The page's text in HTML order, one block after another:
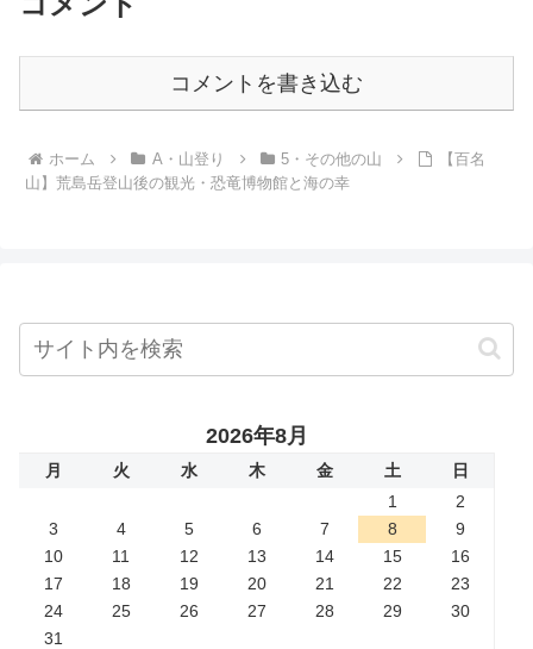
コメントを書き込む
ホーム A・山登り 5・その他の山
【百名
山】荒島岳登山後の観光・恐竜博物館と海の幸
2026年8月
月 火 水 木 金 土
日
1
2
3
4 5 6 7 8
9
10
11 12 13 14 15
16
17
18 19 20 21 22
23
24
25 26 27 28 29
30
31